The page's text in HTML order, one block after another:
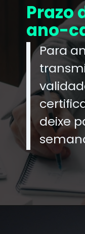
Prazo
ano-
Para
deixe